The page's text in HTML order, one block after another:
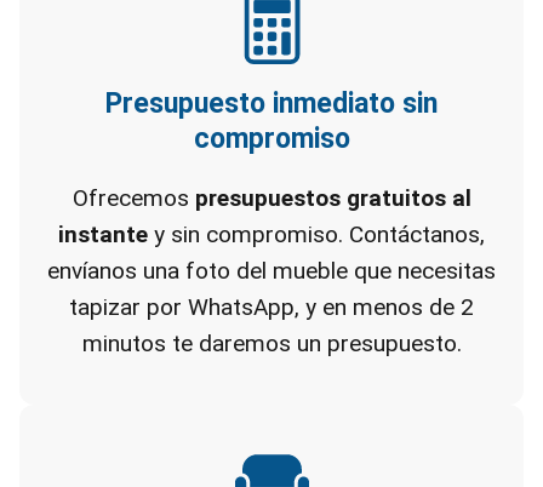
Presupuesto inmediato sin
compromiso
Ofrecemos presupuestos gratuitos al
instante y sin compromiso. Contáctanos,
envíanos una foto del mueble que necesitas
tapizar por WhatsApp, y en menos de 2
minutos te daremos un presupuesto.